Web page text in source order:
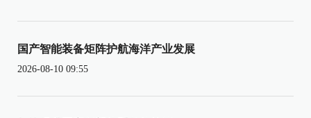
国产智能装备矩阵护航海洋产业发展
2026-08-10 09:55